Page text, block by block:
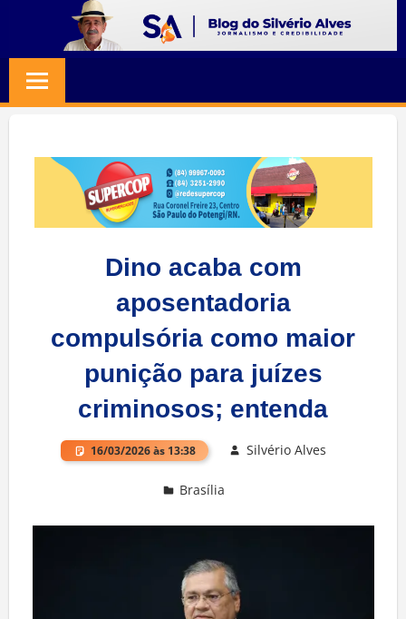
content
SILVERIO
ALVES
Jornalismo
Credibilidade
Dino acaba com
aposentadoria
compulsória como maior
punição para juízes
criminosos; entenda
16/03/2026 às 13:38 Silvério Alves
Brasília